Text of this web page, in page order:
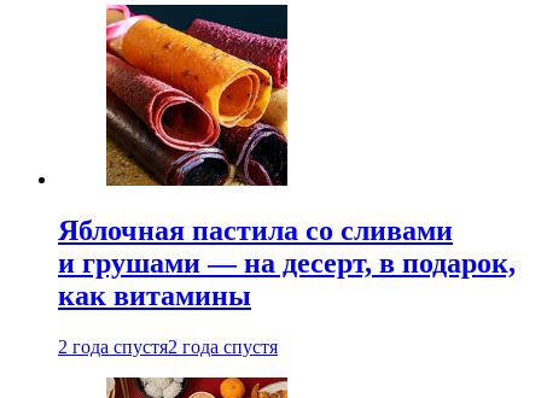
Яблочная пастила со сливами
и грушами — на десерт, в подарок,
как витамины
2 года спустя2 года спустя